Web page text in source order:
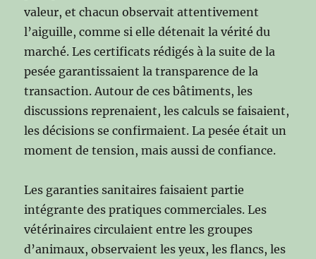
valeur, et chacun observait attentivement
l’aiguille, comme si elle détenait la vérité du
marché. Les certificats rédigés à la suite de la
pesée garantissaient la transparence de la
transaction. Autour de ces bâtiments, les
discussions reprenaient, les calculs se faisaient,
les décisions se confirmaient. La pesée était un
moment de tension, mais aussi de confiance.
Les garanties sanitaires faisaient partie
intégrante des pratiques commerciales. Les
vétérinaires circulaient entre les groupes
d’animaux, observaient les yeux, les flancs, les